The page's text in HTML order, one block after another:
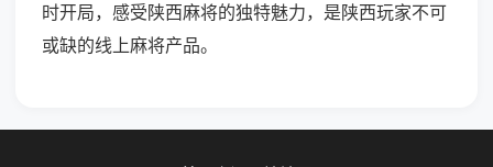
时开局，感受陕西麻将的独特魅力，是陕西玩家不可
或缺的线上麻将产品。